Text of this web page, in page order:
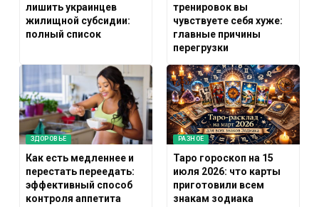
лишить украинцев
жилищной субсидии:
полный список
тренировок вы
чувствуете себя хуже:
главные причины
перегрузки
ЗДОРОВЬЕ
Как есть медленнее и
перестать переедать:
эффективный способ
контроля аппетита
РАЗНОЕ
Таро гороскоп на 15
июля 2026: что карты
приготовили всем
знакам зодиака